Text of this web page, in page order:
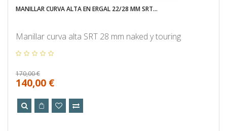
MANILLAR CURVA ALTA EN ERGAL 22/28 MM SRT...
Manillar curva alta SRT 28 mm naked y touring
170,00 €
140,00 €